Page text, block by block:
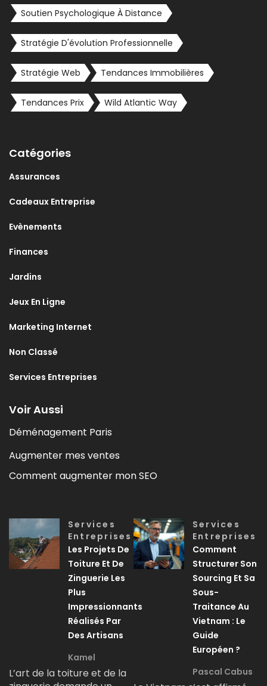
Soutien Psychologique À Distance
Stratégie D'évolution Professionnelle
Stratégie Web Tendances Immobilières
Tendances Prix Wild Atlantic Way
Catégories
Assurances
Cadeaux Entreprise
Evènements
Finances
Jardins
Jeux En Ligne
Marketing Internet
Non Classé
Services Entreprises
Voir Aussi
Déménagement Paris
Augmenter mes ventes
Comment augmenter mon SEO
Services
Entreprises
Les Projets De
Toiture Et De
Zinguerie Les
Plus
Impressionnants
Réalisés Par
Des Artisans
Kamel
L’art de la toiture et de la
Services
Entreprises
Comment
Structurer Son
Sourcing Et Sa
Sous-
Traitance Au
Vietnam : Le
Guide
Européen ?
Pascal Cabus